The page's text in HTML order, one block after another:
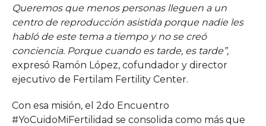
Queremos que menos personas lleguen a un
centro de reproducción asistida porque nadie les
habló de este tema a tiempo y no se creó
conciencia. Porque cuando es tarde, es tarde”,
expresó Ramón López, cofundador y director
ejecutivo de Fertilam Fertility Center.
Con esa misión, el 2do Encuentro
#YoCuidoMiFertilidad se consolida como más que